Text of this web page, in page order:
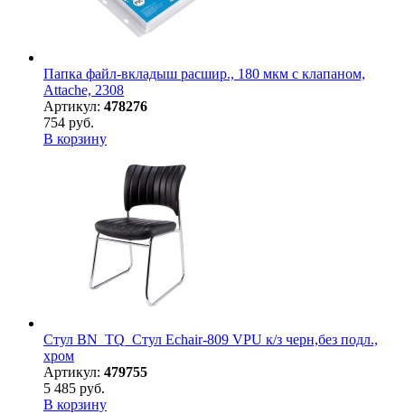
Папка файл-вкладыш расшир., 180 мкм с клапаном,
Attache, 2308
Артикул: 478276
754 руб.
В корзину
Стул BN_TQ_Стул Echair-809 VPU к/з черн,без подл.,
хром
Артикул: 479755
5 485 руб.
В корзину